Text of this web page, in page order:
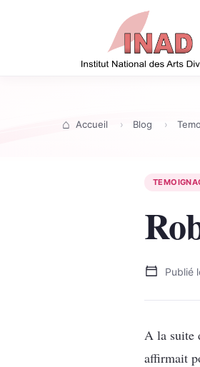
Accueil Blog
Publié
A la suite
affirmait